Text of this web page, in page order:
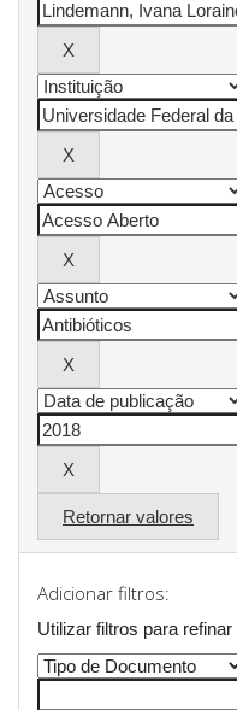
Retornar valores
Adicionar filtros:
Utilizar filtros para